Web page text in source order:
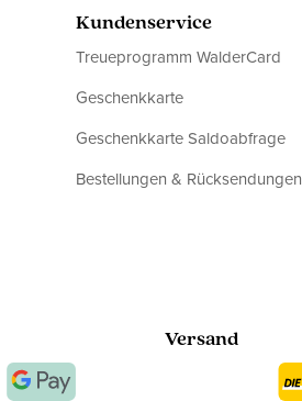
Kundenservice
Treueprogramm WalderCard
Geschenkkarte
Geschenkkarte Saldoabfrage
Bestellungen & Rücksendungen
Versand